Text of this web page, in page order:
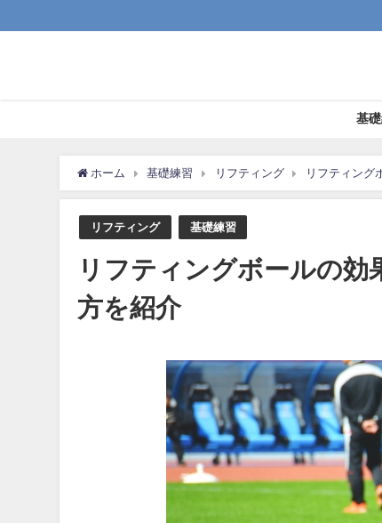
基
ホーム 基礎練習 リフティング リフティング
リフティング 基礎練習
リフティングボールの
方を紹介